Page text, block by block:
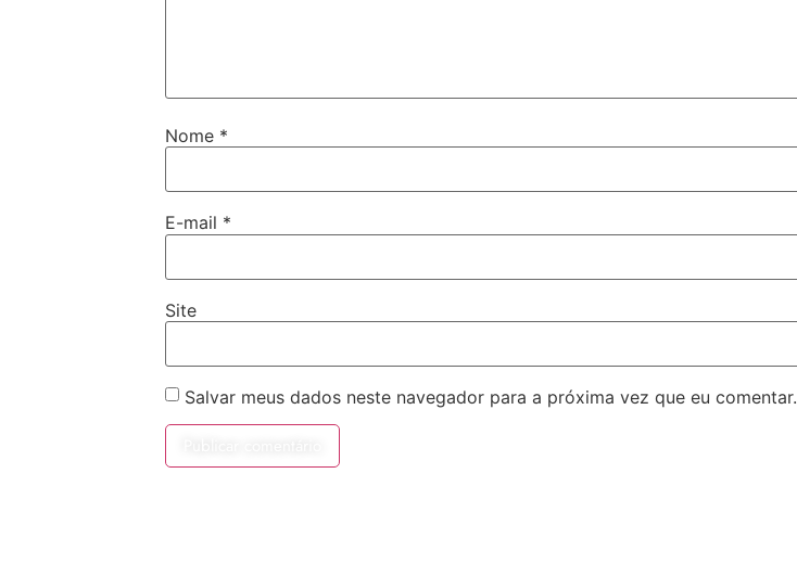
Nome *
E-mail *
Site
Salvar meus dados neste navegador para a próxima vez que eu comentar.